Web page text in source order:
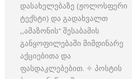
დასახელებაზე (ჟოლოსფერი
ტექსტი) და გადახვალთ
,,ამაზონის“ შესაბამის
განყოფილებაში მიმდინარე
აქციებითა და
ფასდაკლებებით. ✧ პოსტის